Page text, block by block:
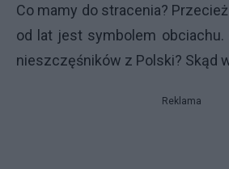
Co mamy do stracenia?
od lat jest symbolem
nieszczęśników z Polski? Skąd
Reklama